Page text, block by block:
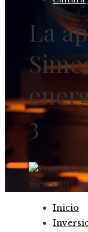
La
3
meses110
Inicio